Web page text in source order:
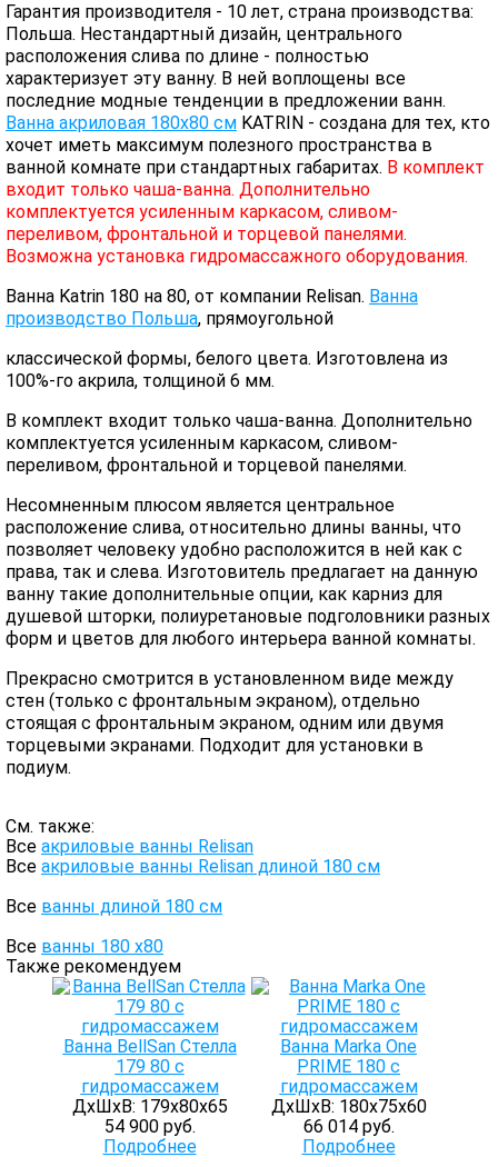
Гарантия производителя - 10 лет, страна производства:
Польша. Нестандартный дизайн, центрального
расположения слива по длине - полностью
характеризует эту ванну. В ней воплощены все
последние модные тенденции в предложении ванн.
Ванна акриловая 180х80 см KATRIN - создана для тех, кто
хочет иметь максимум полезного пространства в
ванной комнате при стандартных габаритах. В комплект
входит только чаша-ванна. Дополнительно
комплектуется усиленным каркасом, сливом-
переливом, фронтальной и торцевой панелями.
Возможна установка гидромассажного оборудования.
Ванна Katrin 180 на 80, от компании Relisan. Ванна
производство Польша, прямоугольной
классической формы, белого цвета. Изготовлена из
100%-го акрила, толщиной 6 мм.
В комплект входит только чаша-ванна. Дополнительно
комплектуется усиленным каркасом, сливом-
переливом, фронтальной и торцевой панелями.
Несомненным плюсом является центральное
расположение слива, относительно длины ванны, что
позволяет человеку удобно расположится в ней как с
права, так и слева. Изготовитель предлагает на данную
ванну такие дополнительные опции, как карниз для
душевой шторки, полиуретановые подголовники разных
форм и цветов для любого интерьера ванной комнаты.
Прекрасно смотрится в установленном виде между
стен (только с фронтальным экраном), отдельно
стоящая с фронтальным экраном, одним или двумя
торцевыми экранами. Подходит для установки в
подиум.
См. также:
Все акриловые ванны Relisan
Все акриловые ванны Relisan длиной 180 см
Все ванны длиной 180 см
Все ванны 180 х80
Также рекомендуем
Ванна BellSan Стелла
179 80 с
гидромассажем
ДхШхВ: 179х80х65
54 900 руб.
Подробнее
Ванна Marka One
PRIME 180 с
гидромассажем
ДхШхВ: 180х75х60
66 014 руб.
Подробнее